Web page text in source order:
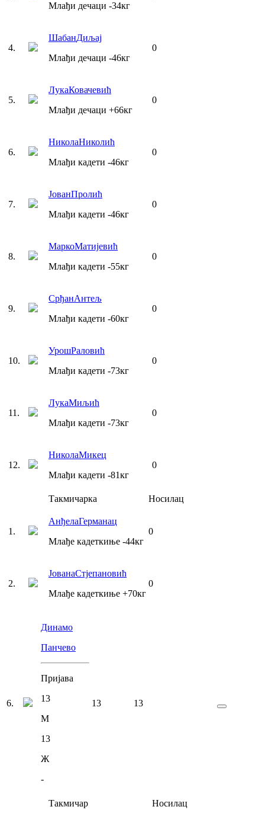
Млађи дечаци -34кг
4.
ШабанДиљај
Млађи дечаци -46кг
0
5.
ЛукаКовачевић
Млађи дечаци +66кг
0
6.
НиколаНиколић
Млађи кадети -46кг
0
7.
ЈованПролић
Млађи кадети -46кг
0
8.
МаркоМатијевић
Млађи кадети -55кг
0
9.
СрђанАнтељ
Млађи кадети -60кг
0
10.
УрошРаловић
Млађи кадети -73кг
0
11 .
ЛукаМиљић
Млађи кадети -73кг
0
12.
НиколаМикец
Млађи кадети -81кг
0
Такмичарка Носилац
1 .
АнђелаГерманац
Млађе кадеткиње -44кг
0
2.
ЈованаСтјепановић
Млађе кадеткиње +70кг
0
6.
Динамо
Панчево
Пријава
13
М
13
Ж
-
13 13
Такмичар Носилац